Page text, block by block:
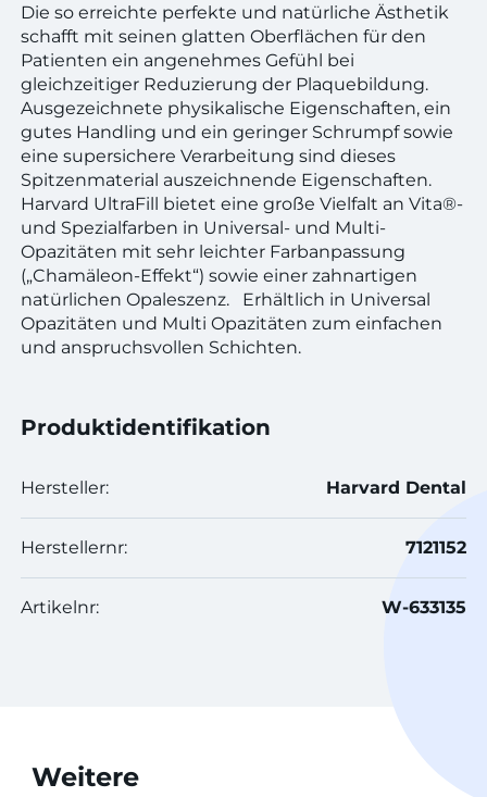
Die so erreichte perfekte und natürliche Ästhetik
schafft mit seinen glatten Oberflächen für den
Patienten ein angenehmes Gefühl bei
gleichzeitiger Reduzierung der Plaquebildung.
Ausgezeichnete physikalische Eigenschaften, ein
gutes Handling und ein geringer Schrumpf sowie
eine supersichere Verarbeitung sind dieses
Spitzenmaterial auszeichnende Eigenschaften.
Harvard UltraFill bietet eine große Vielfalt an Vita®-
und Spezialfarben in Universal- und Multi-
Opazitäten mit sehr leichter Farbanpassung
(„Chamäleon-Effekt“) sowie einer zahnartigen
natürlichen Opaleszenz. Erhältlich in Universal
Opazitäten und Multi Opazitäten zum einfachen
und anspruchsvollen Schichten.
Produktidentifikation
Hersteller: Harvard Dental
Herstellernr: 7121152
Artikelnr: W-633135
Weitere